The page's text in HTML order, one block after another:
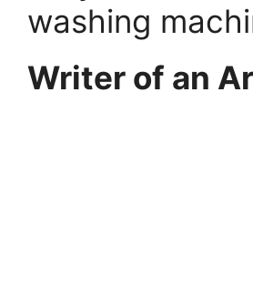
washing
Writer of an